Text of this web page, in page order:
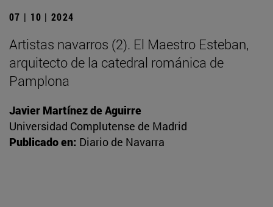
07 | 10 | 2024
Artistas navarros (2). El Maestro Esteban,
arquitecto de la catedral románica de
Pamplona
Javier Martínez de Aguirre
Universidad Complutense de Madrid
Publicado en: Diario de Navarra